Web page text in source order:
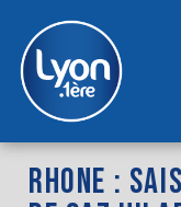
RHONE :